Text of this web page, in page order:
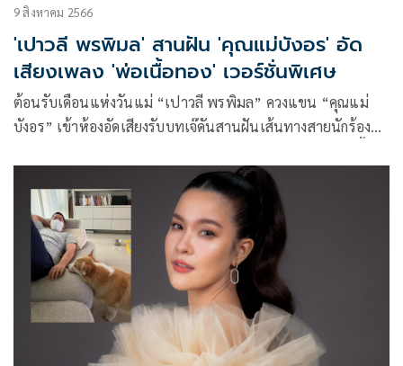
9 สิงหาคม 2566
'เปาวลี พรพิมล' สานฝัน 'คุณแม่บังอร' อัด
เสียงเพลง 'พ่อเนื้อทอง' เวอร์ชั่นพิเศษ
ต้อนรับเดือนแห่งวันแม่ “เปาวลี พรพิมล” ควงแขน “คุณแม่
บังอร” เข้าห้องอัดเสียงรับบทเจ๊ดันสานฝันเส้นทางสายนักร้อง
เปาวลีได้ถ่ายคลิปคุณแม่บังอรร้องเพลงเล่นๆจนเกิดเป็นกระแส
ฮือฮาบนโลกโซเชียล ถึงน้ำเสียงลูกเอื้อนและลูกคอที่มีความ
ไพเราะในแบบฉบับของคนลูกทุ่งแท้ๆ จนหลายคนพูดเป็นเสียง
เดียวกันว่าอยากได้ยินคุณแม่ร้องเต็มๆสักเพลง